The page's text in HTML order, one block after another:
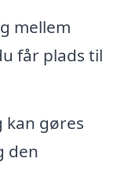
mellem
får plads til
kan gøres
den